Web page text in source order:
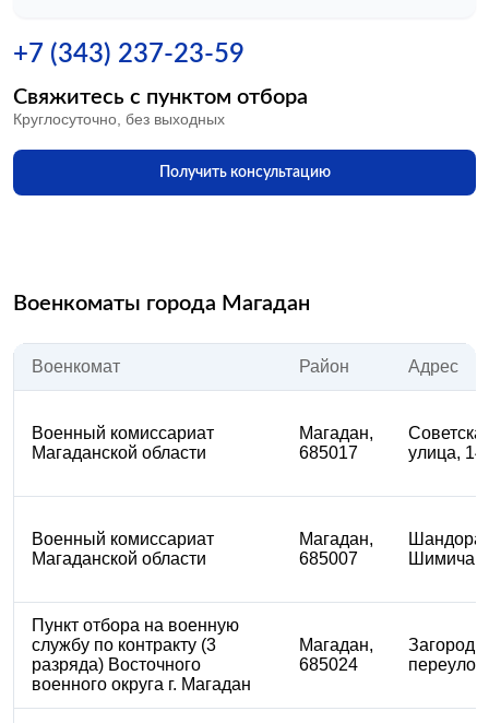
+7 (343) 237-23-59
Свяжитесь с пунктом отбора
Круглосуточно, без выходных
Получить консультацию
Военкоматы города Магадан
Военкомат Район Адрес
Военный комиссариат
Магаданской области
Магадан,
685017
улица, 14
Военный комиссариат
Магаданской области
Магадан,
685007
​Шандора
Шимича,
Пункт отбора на военную
службу по контракту (3
разряда) Восточного
военного округа г. Магадан
Магадан,
685024